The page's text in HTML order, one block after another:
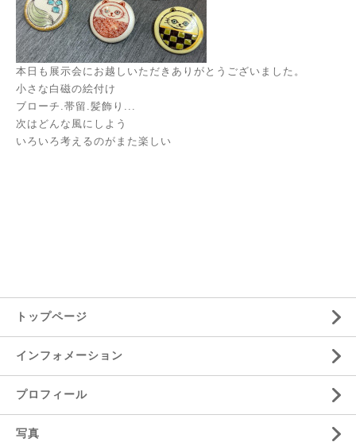
本日も展示会にお越しいただきありがとうございました。
小さな白磁の絵付け
ブローチ.帯留.髪飾り...
次はどんな風にしよう
いろいろ考えるのがまた楽しい
トップページ
インフォメーション
プロフィール
写真